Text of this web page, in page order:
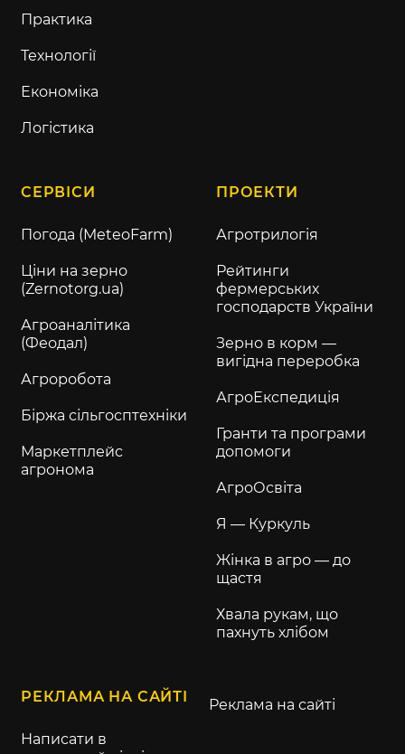
Практика
Технології
Економіка
Логістика
СЕРВІСИ
Погода (MeteoFarm)
Ціни на зерно
(Zernotorg.ua)
Агроаналітика
(Феодал)
Агроробота
Біржа сільгосптехніки
Маркетплейс
агронома
ПРОЕКТИ
Агротрилогія
Рейтинги
фермерських
господарств України
Зерно в корм —
вигідна переробка
АгроЕкспедиція
Гранти та програми
допомоги
АгроОсвіта
Я — Куркуль
Жінка в агро — до
щастя
Хвала рукам, що
пахнуть хлібом
РЕКЛАМА НА САЙТІ
Написати в
Реклама на сайті